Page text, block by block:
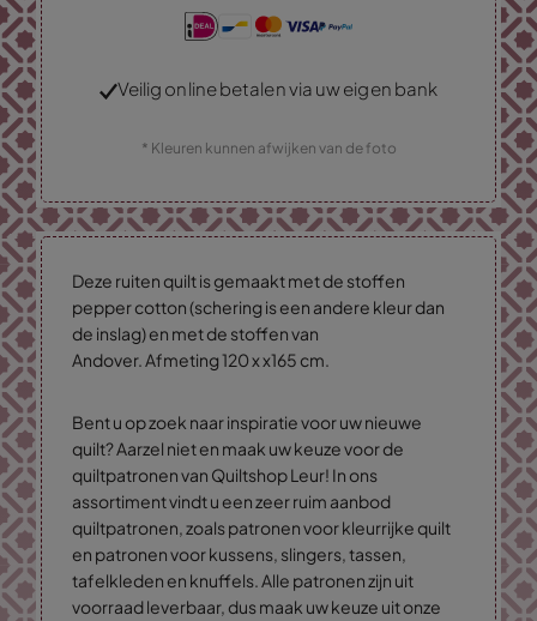
Veilig online betalen via uw eigen bank
* Kleuren kunnen afwijken van de foto
Deze ruiten quilt is gemaakt met de stoffen
pepper cotton (schering is een andere kleur dan
de inslag) en met de stoffen van
Andover. Afmeting 120 x x165 cm.
Bent u op zoek naar inspiratie voor uw nieuwe
quilt? Aarzel niet en maak uw keuze voor de
quiltpatronen van Quiltshop Leur! In ons
assortiment vindt u een zeer ruim aanbod
quiltpatronen, zoals patronen voor kleurrijke quilt
en patronen voor kussens, slingers, tassen,
tafelkleden en knuffels. Alle patronen zijn uit
voorraad leverbaar, dus maak uw keuze uit onze